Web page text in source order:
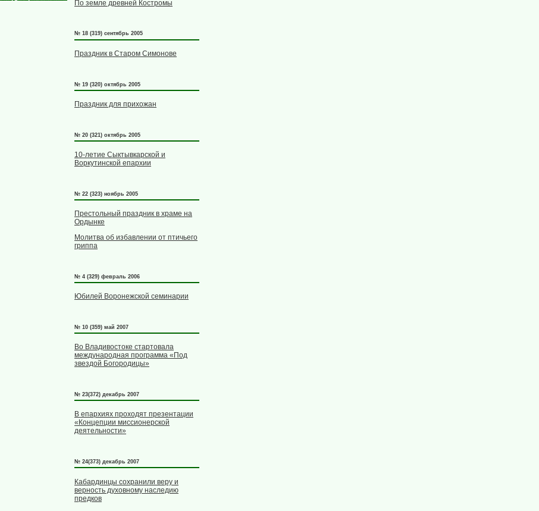
По земле древней Костромы
№ 18 (319) сентябрь 2005
Праздник в Старом Симонове
№ 19 (320) октябрь 2005
Праздник для прихожан
№ 20 (321) октябрь 2005
10-летие Сыктывкарской и
Воркутинской епархии
№ 22 (323) ноябрь 2005
Престольный праздник в храме на
Ордынке
Молитва об избавлении от птичьего
гриппа
№ 4 (329) февраль 2006
Юбилей Воронежской семинарии
№ 10 (359) май 2007
Во Владивостоке стартовала
международная программа «Под
звездой Богородицы»
№ 23(372) декабрь 2007
В епархиях проходят презентации
«Концепции миссионерской
деятельности»
№ 24(373) декабрь 2007
Кабардинцы сохранили веру и
верность духовному наследию
предков